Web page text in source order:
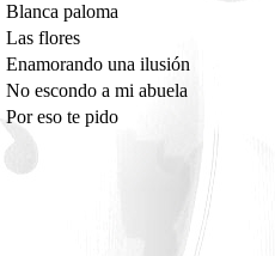
Blanca paloma
Las flores
Enamorando una ilusión
No escondo a mi abuela
Por eso te pido